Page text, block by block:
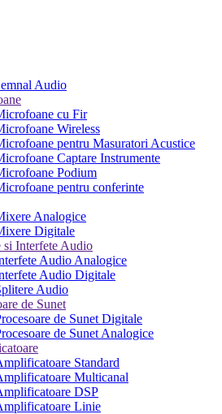
Audio
cu Fir
Wireless
pentru Masuratori Acustice
Captare Instrumente
Podium
pentru conferinte
Analogice
Digitale
si Interfete Audio
Audio Analogice
Audio Digitale
Audio
de Sunet
de Sunet Digitale
de Sunet Analogice
Standard
Multicanal
DSP
Linie